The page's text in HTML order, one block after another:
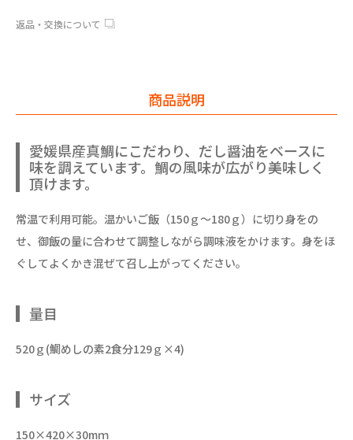
返品・交換について
商品説明
愛媛県産真鯛にこだわり、だし醤油をベースに
味を調えています。鯛の風味が広がり美味しく
頂けます。
常温で利用可能。温かいご飯（150ｇ～180ｇ）に切り身をの
せ、御飯の量に合わせて調整しながら調味液をかけます。身をほ
ぐしてよくかき混ぜて召し上がってください。
量目
520ｇ(鯛めしの素2食分129ｇ×4)
サイズ
150×420×30mｍ